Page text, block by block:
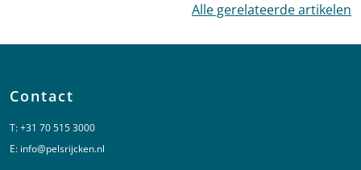
Alle gerelateerde artikelen
Contact
T:+31 70 515 3000
E: info@pelsrijcken.nl